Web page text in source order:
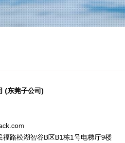
(东莞子公司)
福路松湖智谷B区B1栋1号电梯厅9楼